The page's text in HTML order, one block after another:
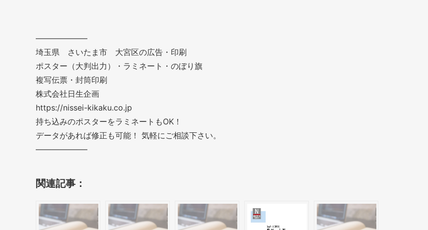
——————–
埼玉県 さいたま市 大宮区の広告・印刷
ポスター（大判出力）・ラミネート・のぼり旗
複写伝票・封筒印刷
株式会社日生企画
https://nissei-kikaku.co.jp
持ち込みのポスターをラミネートもOK！
データがあれば修正も可能！ 気軽にご相談下さい。
——————–
関連記事：